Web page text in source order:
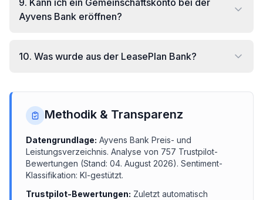
9. Kann ich ein Gemeinschaftskonto bei der
Ayvens Bank eröffnen?
10. Was wurde aus der LeasePlan Bank?
Methodik & Transparenz
Datengrundlage: Ayvens Bank Preis- und
Leistungsverzeichnis. Analyse von 757 Trustpilot-
Bewertungen (Stand: 04. August 2026). Sentiment-
Klassifikation: KI-gestützt.
Trustpilot-Bewertungen: Zuletzt automatisch